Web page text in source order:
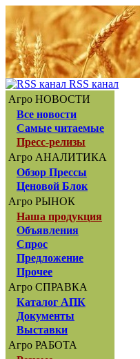
RSS канал
Агро НОВОСТИ
Все новости
Самые читаемые
Пресс-релизы
Агро АНАЛИТИКА
Обзор Прессы
Ценовой Блок
Агро РЫНОК
Наша продукция
Объявления
Спрос
Предложение
Прочее
Агро СПРАВКА
Каталог АПК
Документы
Выставки
Агро РАБОТА